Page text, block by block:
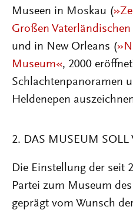
Museen in Moskau (
Großen Vaterländischen
und in New Orleans (
Museum«, 2000
Schlachtenpanoramen
Heldenepen
2. DAS MUSEUM SOLL
Die Einstellung der seit
Partei zum Museum
geprägt vom Wunsch